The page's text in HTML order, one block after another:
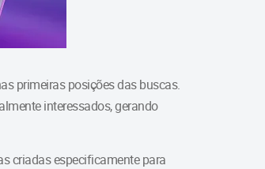
primeiras posições das buscas.
interessados, gerando
criadas especificamente para